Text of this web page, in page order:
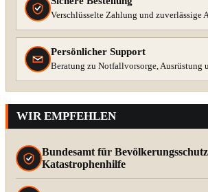
Verschlüsselte Zahlung und zuverlässige
Persönlicher Support
Beratung zu Notfallvorsorge, Ausrüstung
WIR EMPFEHLEN
Bundesamt für
Katastrophenhilfe